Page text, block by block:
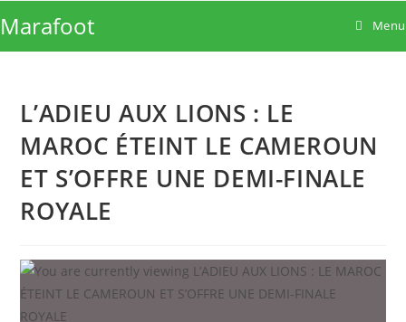
to
content
Marafoot Menu
L’ADIEU AUX LIONS : LE
MAROC ÉTEINT LE CAMEROUN
ET S’OFFRE UNE DEMI-FINALE
ROYALE